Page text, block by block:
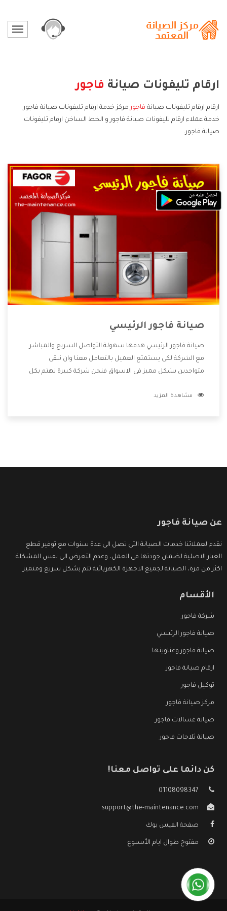
ارقام تليفونات صيانة فاجور
ارقام ارقام تليفونات صيانة فاجور مركز خدمة ارقام تليفونات صيانة فاجور
خدمة عملاء ارقام تليفونات صيانة فاجور و الخط الساخن ارقام تليفونات
صيانة فاجور.
صيانة فاجور الرئيسي
صيانة فاجور الرئيسي هدفها سهولة التواصل السريع والمباشر
مع الشركة لكى يستمتع العميل بالتعامل معنا وان نبقى
متواجدين بشكل مميز فى الاسواق فنحن شركة كبيرة نهتم بكل
الشركة بها والتى تكون منها خدمة الصيانة التى تكون من أهم
مشاهدة المزيد
عن صيانة فاجور
نقدم لعملائنا خدمات الصيانة التى تصل الى عدة سنوات مع توفير قطع
الغيار الاصلية لضمان جودتها فى العمل، وعدم التعرض الى نفس المشكلة
اكثر من مرة، الصيانة لجميع الاجهزة الكهربائية تتم بشكل سريع ومتميز.
الأقسام
شركة فاجور
صيانة فاجور الرئيسي
صيانة فاجور وعناوينها
ارقام صيانة فاجور
توكيل فاجور
مركز صيانة فاجور
صيانة غسالات فاجور
صيانة ثلاجات فاجور
كن دائما على تواصل معنا!
01108098347
support@the-maintenance.com
صفحة الفيس بوك
مفتوح طوال ايام الأسبوع